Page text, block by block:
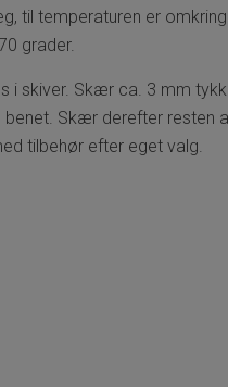
til temperaturen er
grader.
i skiver. Skær ca. 3 mm
Skær derefter resten
tilbehør efter eget valg.